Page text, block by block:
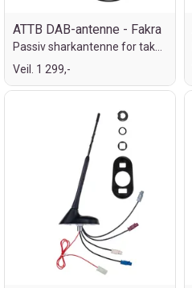
ATTB DAB-antenne - Fakra
Veil. 1 299,-